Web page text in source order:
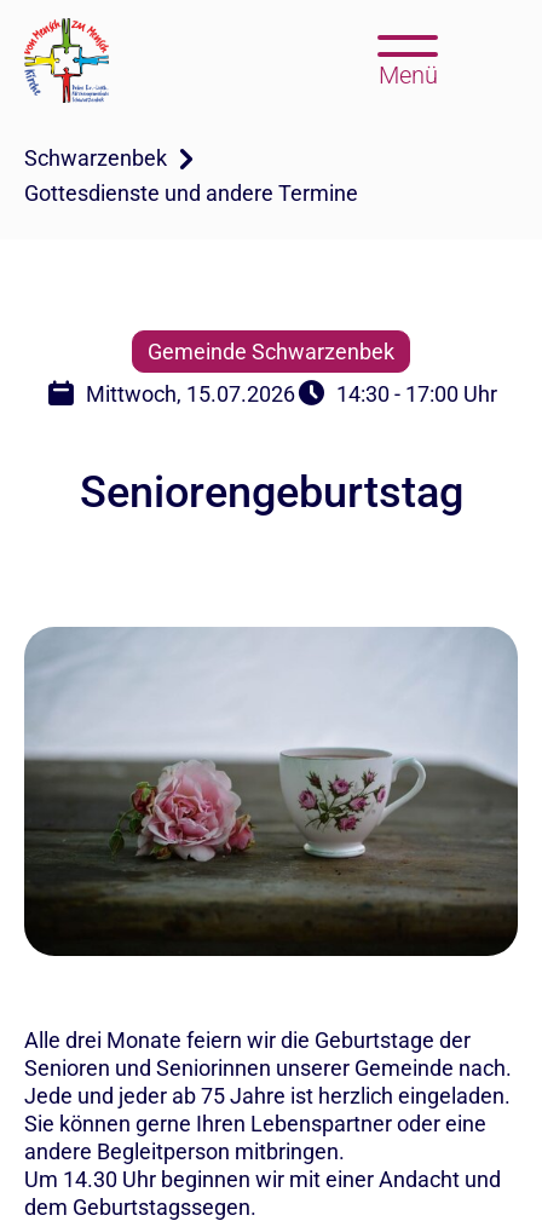
Menü
Schwarzenbek
Gottesdienste und andere Termine
Gemeinde Schwarzenbek
Mittwoch, 15.07.2026
14:30 - 17:00 Uhr
Seniorengeburtstag
Alle drei Monate feiern wir die Geburtstage der
Senioren und Seniorinnen unserer Gemeinde nach.
Jede und jeder ab 75 Jahre ist herzlich eingeladen.
Sie können gerne Ihren Lebenspartner oder eine
andere Begleitperson mitbringen.
Um 14.30 Uhr beginnen wir mit einer Andacht und
dem Geburtstagssegen.